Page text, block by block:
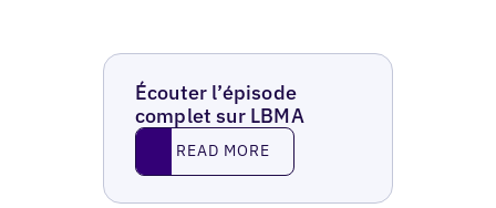
Écouter l’épisode
complet sur LBMA
Read MoreREAD MORE